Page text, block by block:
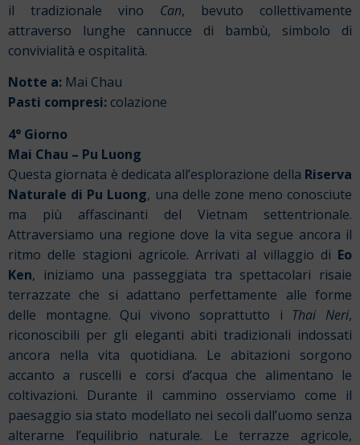
il tradizionale vino Can, bevuto collettivamente
attraverso lunghe cannucce di bambù, simbolo di
convivialità e ospitalità.
Notte a: Mai Chau
Pasti compresi: colazione
4° Giorno
Mai Chau – Pu Luong
Questa giornata è dedicata all’esplorazione della Riserva
Naturale di Pu Luong, una delle zone meno conosciute
ma più affascinanti del Vietnam settentrionale.
Attraversiamo una regione dove la vita segue ancora il
ritmo delle stagioni agricole. Arrivati al villaggio di Eo
Ken, iniziamo una passeggiata tra spettacolari risaie
terrazzate che si adattano perfettamente alle forme
delle montagne. Qui vivono soprattutto i Thai Neri,
riconoscibili per gli eleganti abiti tradizionali indossati
ancora nella vita quotidiana. Le abitazioni sorgono
accanto a ruscelli e corsi d’acqua che alimentano le
coltivazioni. Durante il cammino osserviamo come il
paesaggio sia stato modellato nei secoli dall’uomo senza
alterarne l’equilibrio naturale. Le terrazze agricole,